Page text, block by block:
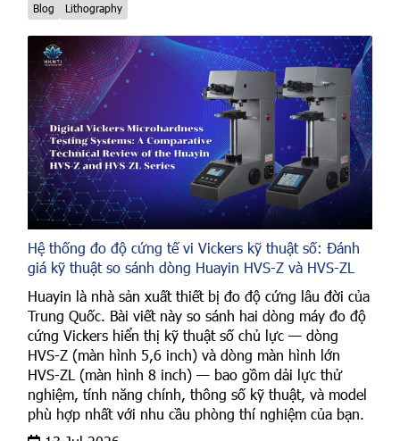
Blog Lithography
Hệ thống đo độ cứng tế vi Vickers kỹ thuật số: Đánh
giá kỹ thuật so sánh dòng Huayin HVS-Z và HVS-ZL
Huayin là nhà sản xuất thiết bị đo độ cứng lâu đời của
Trung Quốc. Bài viết này so sánh hai dòng máy đo độ
cứng Vickers hiển thị kỹ thuật số chủ lực — dòng
HVS-Z (màn hình 5,6 inch) và dòng màn hình lớn
HVS-ZL (màn hình 8 inch) — bao gồm dải lực thử
nghiệm, tính năng chính, thông số kỹ thuật, và model
phù hợp nhất với nhu cầu phòng thí nghiệm của bạn.